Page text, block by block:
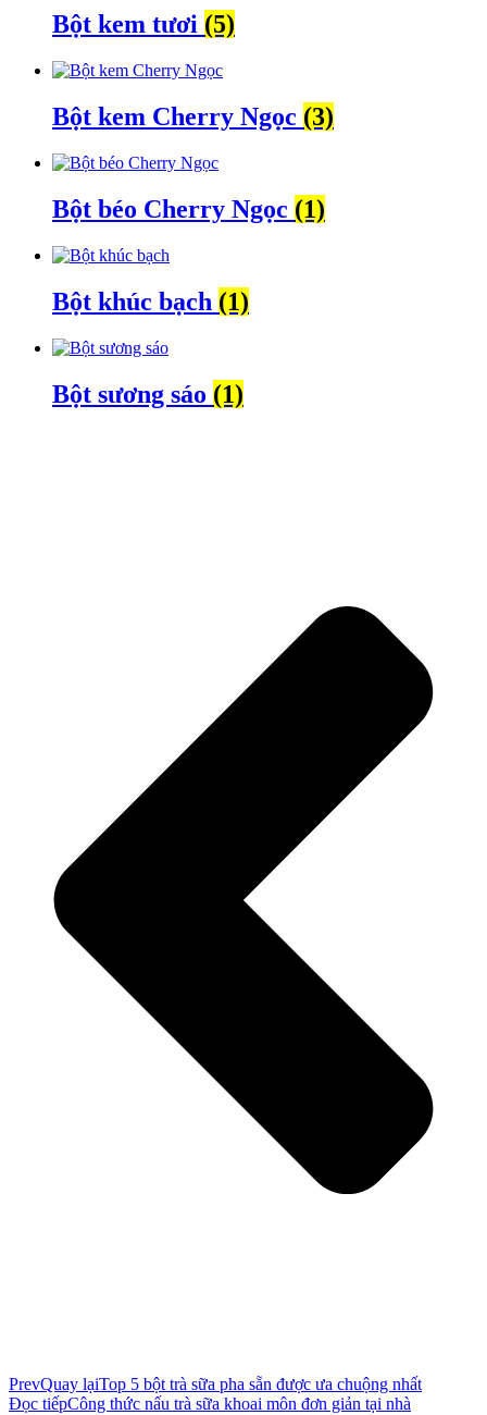
Bột kem tươi (5)
Bột kem Cherry Ngọc (3)
Bột béo Cherry Ngọc (1)
Bột khúc bạch (1)
Bột sương sáo (1)
PrevQuay lạiTop 5 bột trà sữa pha sẵn được ưa chuộng nhất
Đọc tiếpCông thức nấu trà sữa khoai môn đơn giản tại nhà